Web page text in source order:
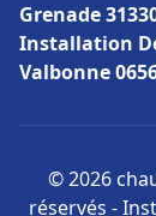
Grenade
Installation
Valbonne
© 2026
réservés -